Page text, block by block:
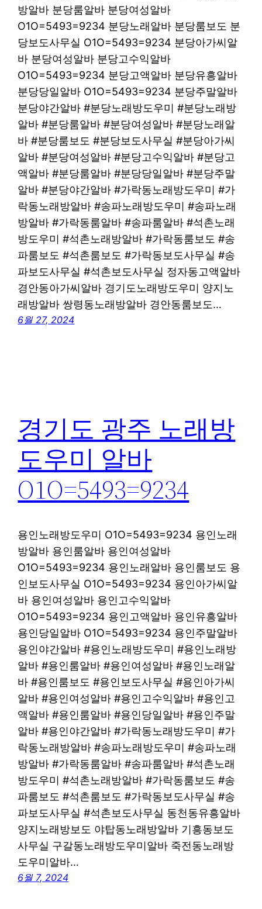
방알바 분당룸알바 분당여성알바
O1O=5493=9234 분당노래알바 분당룸보도 분
당보도사무실 O1O=5493=9234 분당아가씨알
바 분당여성알바 분당고수익알바
O1O=5493=9234 분당고액알바 분당유흥알바
분당당일알바 O1O=5493=9234 분당주말알바
분당야간알바 #분당노래방도우미 #분당노래방
알바 #분당룸알바 #분당여성알바 #분당노래알
바 #분당룸보도 #분당보도사무실 #분당아가씨
알바 #분당여성알바 #분당고수익알바 #분당고
액알바 #분당룸알바 #분당당일알바 #분당주말
알바 #분당야간알바 #가락동노래방도우미 #가
락동노래방알바 #송파노래방도우미 #송파노래
방알바 #가락동룸알바 #송파룸알바 #석촌노래
방도우미 #석촌노래방알바 #가락동룸보도 #송
파룸보도 #석촌룸보도 #가락동보도사무실 #송
파보도사무실 #석촌보도사무실 정자동고액알바
경안동아가씨알바 경기도노래방도우미 양지노
래방알바 쌍령동노래방알바 경안동룸보도…
6월 27, 2024
경기도 광주 노래방
도우미 알바
O1O=5493=9234
용인노래방도우미 O1O=5493=9234 용인노래
방알바 용인룸알바 용인여성알바
O1O=5493=9234 용인노래알바 용인룸보도 용
인보도사무실 O1O=5493=9234 용인아가씨알
바 용인여성알바 용인고수익알바
O1O=5493=9234 용인고액알바 용인유흥알바
용인당일알바 O1O=5493=9234 용인주말알바
용인야간알바 #용인노래방도우미 #용인노래방
알바 #용인룸알바 #용인여성알바 #용인노래알
바 #용인룸보도 #용인보도사무실 #용인아가씨
알바 #용인여성알바 #용인고수익알바 #용인고
액알바 #용인룸알바 #용인당일알바 #용인주말
알바 #용인야간알바 #가락동노래방도우미 #가
락동노래방알바 #송파노래방도우미 #송파노래
방알바 #가락동룸알바 #송파룸알바 #석촌노래
방도우미 #석촌노래방알바 #가락동룸보도 #송
파룸보도 #석촌룸보도 #가락동보도사무실 #송
파보도사무실 #석촌보도사무실 동천동유흥알바
양지노래방보도 야탑동노래방알바 기흥동보도
사무실 구갈동노래방도우미알바 죽전동노래방
도우미알바…
6월 7, 2024